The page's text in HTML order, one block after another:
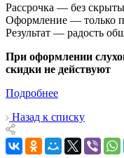
Рассрочка — без
Оформление — только
Результат — радость
При оформлении
скидки не действуют
Подробнее
Назад к списку